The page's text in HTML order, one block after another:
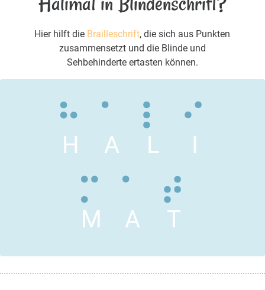
Hier hilft die Brailleschrift, die sich aus Punkten
zusammensetzt und die Blinde und
Sehbehinderte ertasten können.
H A L I
M A T